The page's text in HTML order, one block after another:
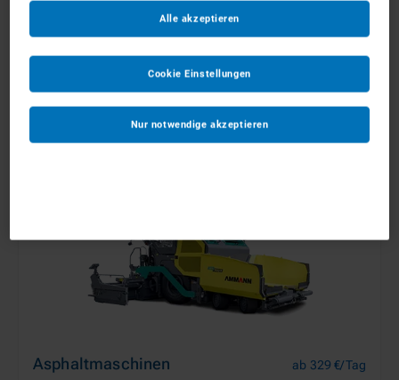
Aufbereitungsanlagen ab 239 €/Tag
Asphaltmaschinen ab 329 €/Tag
Nur notwendige akzeptieren
Alle akzeptieren
Cookie Einstellungen